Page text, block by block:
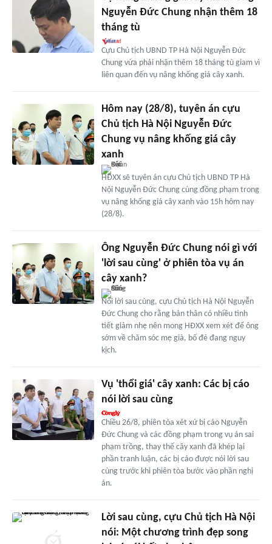
Nguyễn Đức Chung nhận thêm 18
tháng tù
Cựu Chủ tịch UBND TP Hà Nội Nguyễn Đức
Chung vừa phải nhận thêm 18 tháng tù giam vì
liên quan đến vụ nâng khống giá cây xanh.
Hôm nay (28/8), tuyên án cựu
Chủ tịch Hà Nội Nguyễn Đức
Chung vụ nâng khống giá cây
xanh
HĐXX sẽ tuyên án cựu Chủ tịch UBND TP Hà
Nội Nguyễn Đức Chung cùng đồng phạm trong
vụ nâng khống giá cây xanh vào 15h hôm nay
(28/8).
Ông Nguyễn Đức Chung nói gì với
'lời sau cùng' ở phiên tòa vụ án
cây xanh?
Nói lời sau cùng, cựu Chủ tịch Hà Nội Nguyễn
Đức Chung cho rằng bản thân có nhiều tình
tiết giảm nhẹ nên mong HĐXX xem xét để ông
sớm về chăm sóc mẹ già, bố đẻ đang nguy
kịch.
Vụ 'thổi giá' cây xanh: Các bị cáo
nói lời sau cùng
Chiều 26/8, phiên tòa xét xử bị cáo Nguyễn
Đức Chung và các đồng phạm trong vụ án sai
phạm trồng, thay thế cây xanh đã khép lại
phần tranh luận, các bị cáo được nói lời sau
cùng trước khi phiên tòa bước vào phần nghị
án.
Lời sau cùng, cựu Chủ tịch Hà Nội
nói: Một chương trình đẹp song